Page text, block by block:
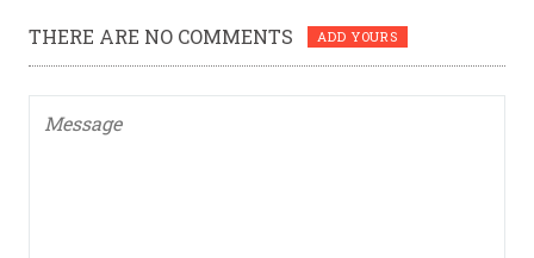
THERE ARE NO COMMENTS ADD YOURS